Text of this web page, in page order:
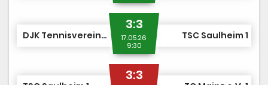
DJK Tennisverein Mainzer Sand e.V. 2
3:3
17.05.26
9:30
TSC Saulheim 1
3:3